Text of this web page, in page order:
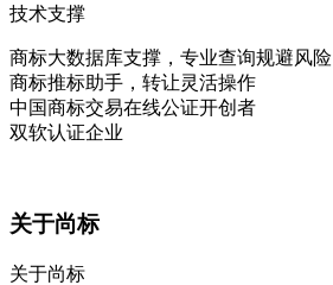
技术支撑
商标大数据库支撑，专业查询规避风险
商标推标助手，转让灵活操作
中国商标交易在线公证开创者
双软认证企业
关于尚标
关于尚标